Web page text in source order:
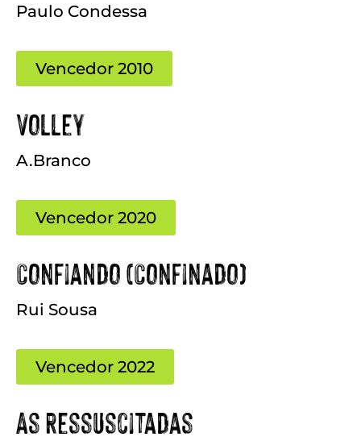
Paulo Condessa
Vencedor 2010
Volley
A.Branco
Vencedor 2020
Confiando (Confinado)
Rui Sousa
Vencedor 2022
As Ressuscitadas